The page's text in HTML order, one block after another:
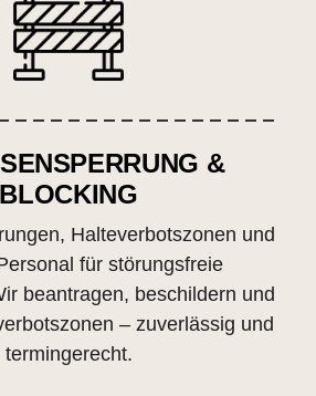
& B
LOCKING
Halteverbotszonen und
für störungsfreie
beantragen, beschildern und
– zuverlässig und
termingerecht.